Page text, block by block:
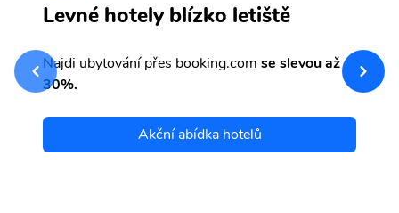
Levné hotely blízko letiště
Najdi ubytování přes booking.com se slevou až
30%.
Akční abídka hotelů